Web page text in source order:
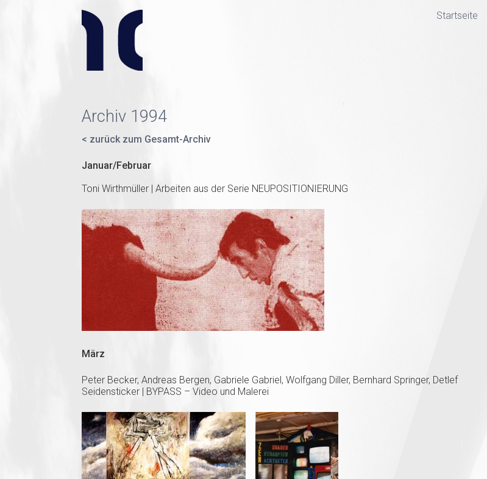
Startseite
Archiv 1994
< zurück zum Gesamt-Archiv
Januar/Februar
Toni Wirthmüller | Arbeiten aus der Serie NEUPOSITIONIERUNG
März
Peter Becker, Andreas Bergen, Gabriele Gabriel, Wolfgang Diller, Bernhard Springer, Detlef
Seidensticker | BYPASS – Video und Malerei